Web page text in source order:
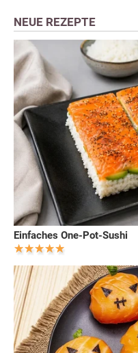
NEUE REZEPTE
Einfaches One-Pot-Sushi